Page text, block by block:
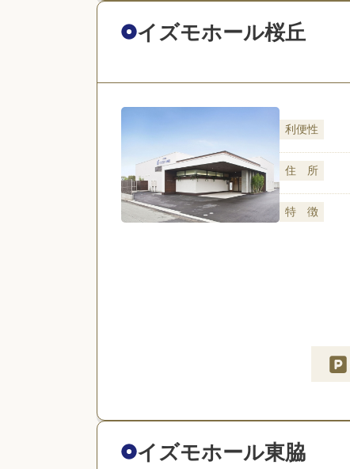
イズモホール桜丘
利便性
住 所
特 徴
イズモホール東脇